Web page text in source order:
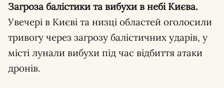
Загроза балістики та вибухи в небі Києва.
Увечері в Києві та низці областей оголосили
тривогу через загрозу балістичних ударів, у
місті лунали вибухи під час відбиття атаки
дронів.